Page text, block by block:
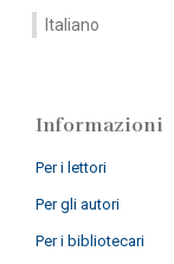
Italiano
Informazioni
Per i lettori
Per gli autori
Per i bibliotecari